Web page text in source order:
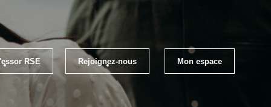
RSE Rejoignez-nous Mon espace